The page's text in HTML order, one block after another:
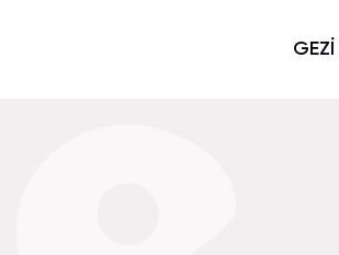
GEZİ